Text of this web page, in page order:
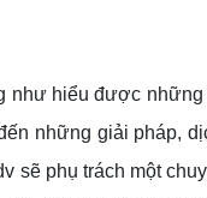
như hiểu được
những giải pháp,
sẽ phụ trách một